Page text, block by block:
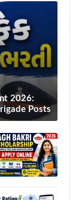
2026:
Posts